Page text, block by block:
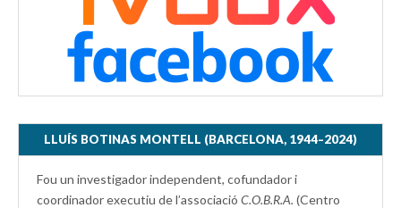
LLUÍS BOTINAS MONTELL (BARCELONA, 1944–2024)
Fou un investigador independent, cofundador i
coordinador executiu de l’associació C.O.B.R.A. (Centro